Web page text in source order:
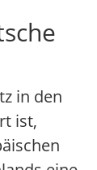
in den
ist,